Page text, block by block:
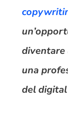
diventare
una
del